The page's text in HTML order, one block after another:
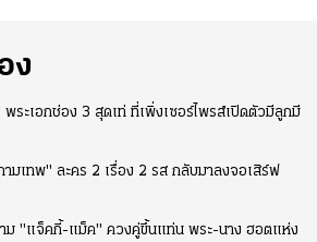
ง
ระเอกช่อง 3 สุดเท่ ที่เพิ่งเซอร์ไพรส์เปิดตัวมีลูกมี
มเทพ" ละคร 2 เรื่อง 2 รส กลับมาลงจอเสิร์ฟ
ม "แจ็คกี้-แม็ค" ควงคู่ขึ้นแท่น พระ-นาง ฮอตแห่ง